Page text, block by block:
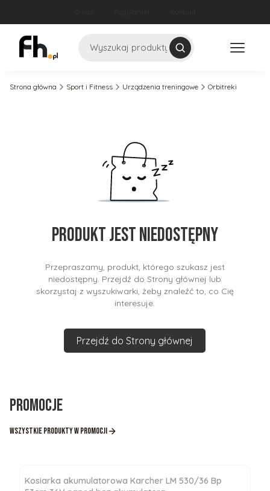
Szukaj
Strona główna Sport i Fitness Urządzenia treningowe Orbitreki
Produkt jest niedostępny
Przepraszamy, produkt, którego szukasz jest
niedostępny. Przejdź do Strony głównej lub
skorzystaj z wyszukiwarki, żeby znaleźć to, co Cię
interesuje.
Przejdź do Strony głównej
Promocje
Wszystkie produkty w promocji
Kosiarka akumulatorowa Karcher LM 530/36 Bp